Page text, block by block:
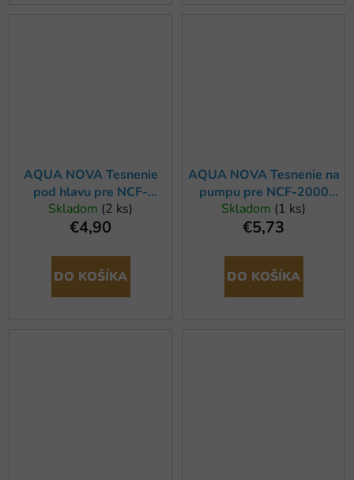
AQUA NOVA Tesnenie
pod hlavu pre NCF-
600/800
Skladom (2 ks)
€4,90
DO KOŠÍKA
AQUA NOVA Tesnenie na
pumpu pre NCF-2000
10cm
Skladom (1 ks)
€5,73
DO KOŠÍKA